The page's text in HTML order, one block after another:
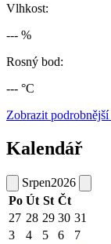
Vlhkost:
--- %
Rosný bod:
--- °C
Zobrazit
Kalendář
Srpen2026
Po Út St Čt
27 28 29 30 31
3
4 5 6 7